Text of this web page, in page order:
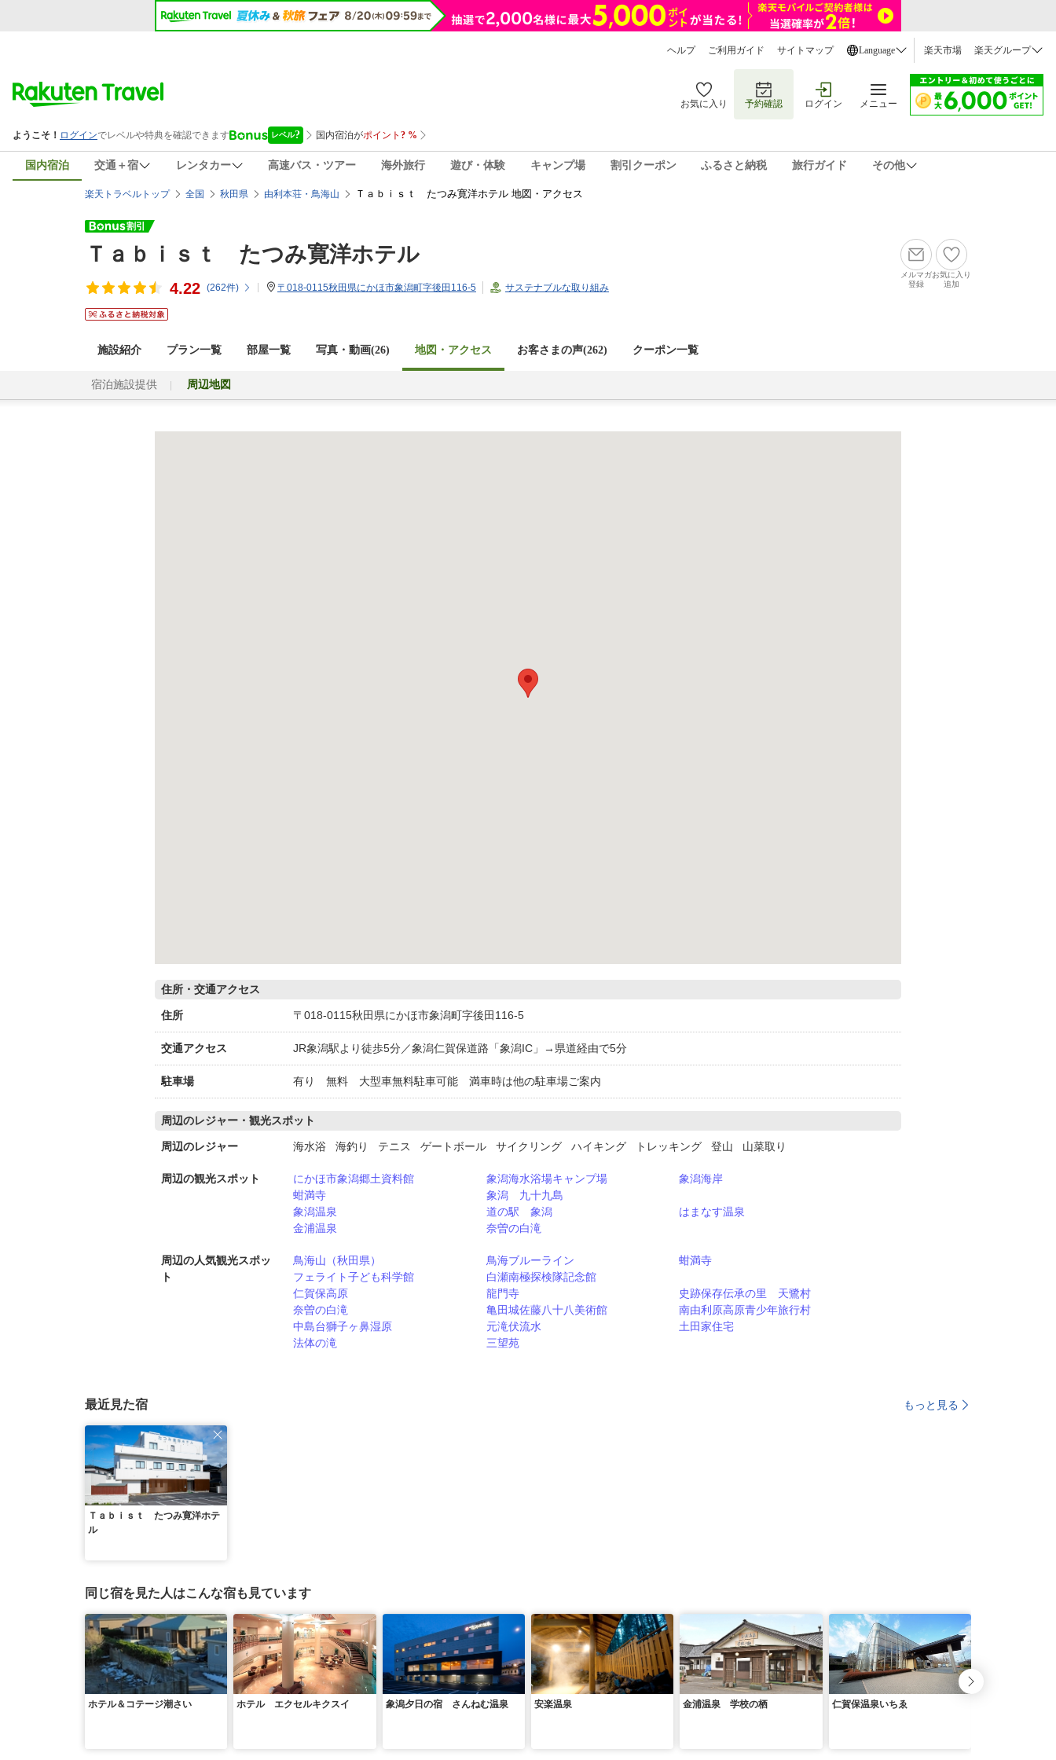
ヘルプ ご利用ガイド サイトマップ Language 楽天市場 楽天グループ
お気に入り 予約確認 ログイン メニュー
国内宿泊 交通＋宿 レンタカー 高速バス・ツアー 海外旅行 遊び・体験 キャンプ場 割引クーポン ふるさと納税 旅行ガイド その他
楽天トラベルトップ 全国 秋田県 由利本荘・鳥海山 Ｔａｂｉｓｔ たつみ寛洋ホテル 地図・アクセス
Ｔａｂｉｓｔ たつみ寛洋ホテル
4.22 (262件) 〒018-0115秋田県にかほ市象潟町字後田116-5 サステナブルな取り組み
メルマガ
登録
お気に入り
追加
施設紹介 プラン一覧 部屋一覧 写真・動画(26) 地図・アクセス お客さまの声(262) クーポン一覧
宿泊施設提供 周辺地図
住所・交通アクセス
住所 〒018-0115秋田県にかほ市象潟町字後田116-5
交通アクセス JR象潟駅より徒歩5分／象潟仁賀保道路「象潟IC」→県道経由で5分
駐車場 有り 無料 大型車無料駐車可能 満車時は他の駐車場ご案内
周辺のレジャー・観光スポット
周辺のレジャー 海水浴 海釣り テニス ゲートボール サイクリング ハイキング トレッキング 登山 山菜取り
周辺の観光スポット にかほ市象潟郷土資料館 象潟海水浴場キャンプ場
象潟海岸
蚶満寺
象潟 九十九島
象潟温泉
道の駅 象潟
はまなす温泉
金浦温泉
奈曽の白滝
周辺の人気観光スポッ
ト
鳥海山（秋田県） 鳥海ブルーライン
蚶満寺
フェライト子ども科学館
白瀬南極探検隊記念館
仁賀保高原
龍門寺
史跡保存伝承の里 天鷺村
奈曽の白滝
亀田城佐藤八十八美術館
南由利原高原青少年旅行村
中島台獅子ヶ鼻湿原
元滝伏流水
土田家住宅
法体の滝
三望苑
最近見た宿 もっと見る
Ｔａｂｉｓｔ たつみ寛洋ホテ
ル
同じ宿を見た人はこんな宿も見ています
ホテル＆コテージ潮さい ホテル エクセルキクスイ 象潟夕日の宿 さんねむ温泉 安楽温泉 金浦温泉 学校の栖 仁賀保温泉いちゑ